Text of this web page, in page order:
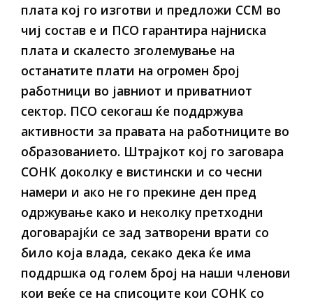
плата кој го изготви и предложи ССМ во
чиј состав е и ПСО гарантира најниска
плата и скалесто зголемување на
останатите плати на огромен број
работници во јавниот и приватниот
сектор. ПСО секогаш ќе поддржува
активности за правата на работниците во
образованието. Штрајкот кој го заговара
СОНК доколку е вистински и со чесни
намери и ако не го прекине ден пред
одржување како и неколку претходни
договарајќи се зад затворени врати со
било која влада, секако дека ќе има
поддршка од голем број на наши членови
кои веќе се на списоците кои СОНК со